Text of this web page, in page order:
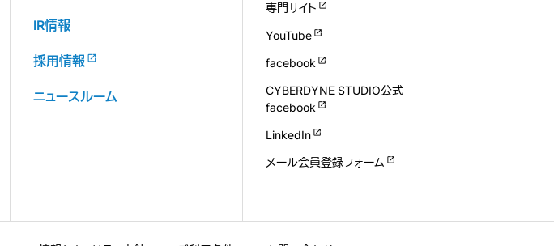
IR情報
採用情報
ニュースルーム
専門サイト
YouTube
facebook
CYBERDYNE STUDIO公式
facebook
LinkedIn
メール会員登録フォーム